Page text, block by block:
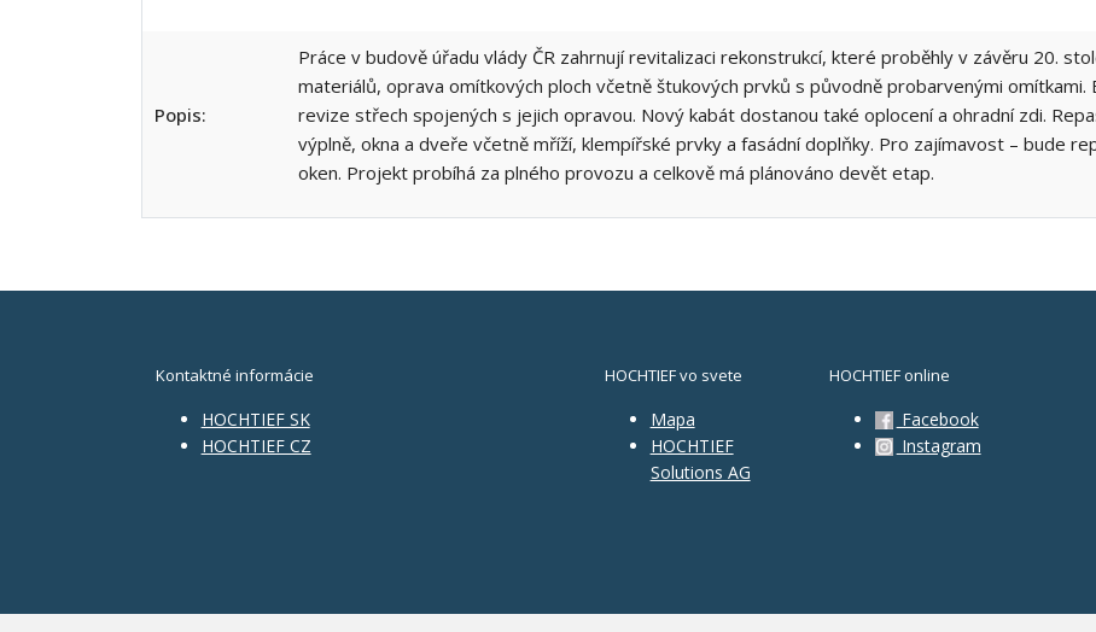
Popis:
Práce v budově úřadu vlády ČR zahrnují revitalizaci rekonstrukcí, které proběhly v závěru 20.
materiálů, oprava omítkových ploch včetně štukových prvků s původně probarvenými omítkami.
revize střech spojených s jejich opravou. Nový kabát dostanou také oplocení a ohradní zdi.
výplně, okna a dveře včetně mříží, klempířské prvky a fasádní doplňky. Pro zajímavost – bude
oken. Projekt probíhá za plného provozu a celkově má plánováno devět etap.
Kontaktné informácie
HOCHTIEF SK
HOCHTIEF CZ
HOCHTIEF vo svete
Mapa
HOCHTIEF
Solutions AG
HOCHTIEF online
Facebook
Instagram